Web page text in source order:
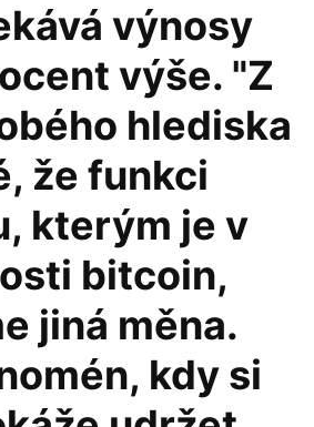
výnosy
výše. "Z
hlediska
že funkci
kterým je v
bitcoin,
jiná měna.
kdy si